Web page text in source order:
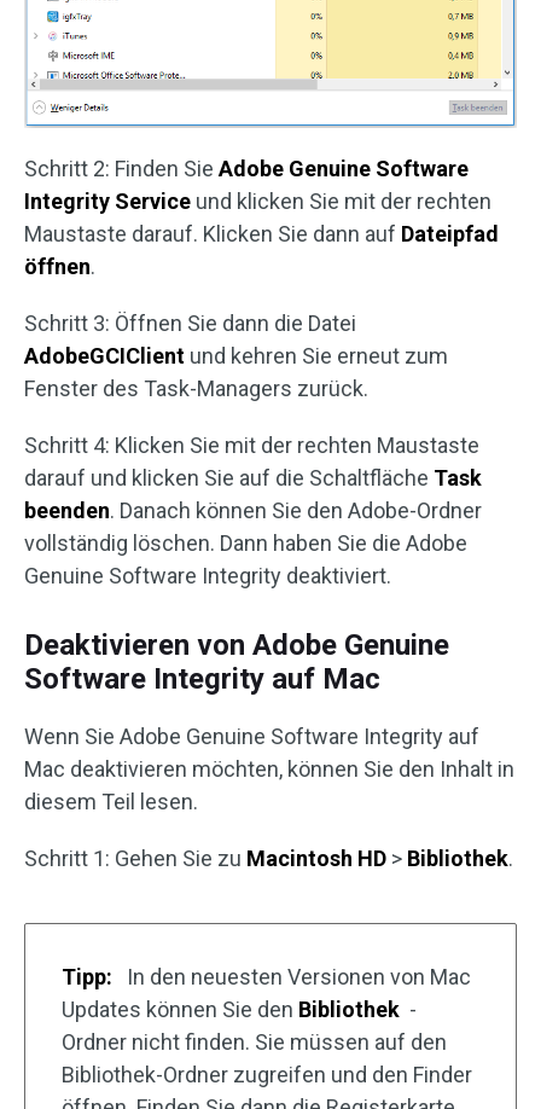
Schritt 2: Finden SieAdobe Genuine Software
Integrity Service und klicken Sie mit der rechten
Maustaste darauf. Klicken Sie dann auf Dateipfad
öffnen.
Schritt 3: Öffnen Sie dann die Datei
AdobeGCIClient und kehren Sie erneut zum
Fenster des Task-Managers zurück.
Schritt 4: Klicken Sie mit der rechten Maustaste
darauf und klicken Sie auf die Schaltfläche Task
beenden. Danach können Sie den Adobe-Ordner
vollständig löschen. Dann haben Sie die Adobe
Genuine Software Integrity deaktiviert.
Deaktivieren von Adobe Genuine
Software Integrity auf Mac
Wenn Sie Adobe Genuine Software Integrity auf
Mac deaktivieren möchten, können Sie den Inhalt in
diesem Teil lesen.
Schritt 1: Gehen Sie zu Macintosh HD > Bibliothek.
Tipp:
In den neuesten Versionen von Mac
Updates können Sie den Bibliothek -
Ordner nicht finden. Sie müssen auf den
Bibliothek-Ordner zugreifen und den Finder